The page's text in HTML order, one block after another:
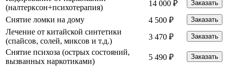
(налтерксон+психотерапия)
14 000 ₽ Заказать
Снятие ломки на дому 4 500 ₽ Заказать
Лечение от китайской синтетики
(спайсов, солей, миксов и т.д.)
3 470 ₽ Заказать
Снятие психоза (острых состояний,
вызванных наркотиками)
5 490 ₽ Заказать